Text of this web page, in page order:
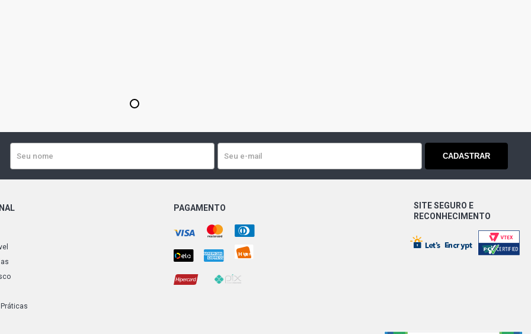
1
CADASTRAR
PAGAMENTO
SITE SEGURO E
RECONHECIMENTO